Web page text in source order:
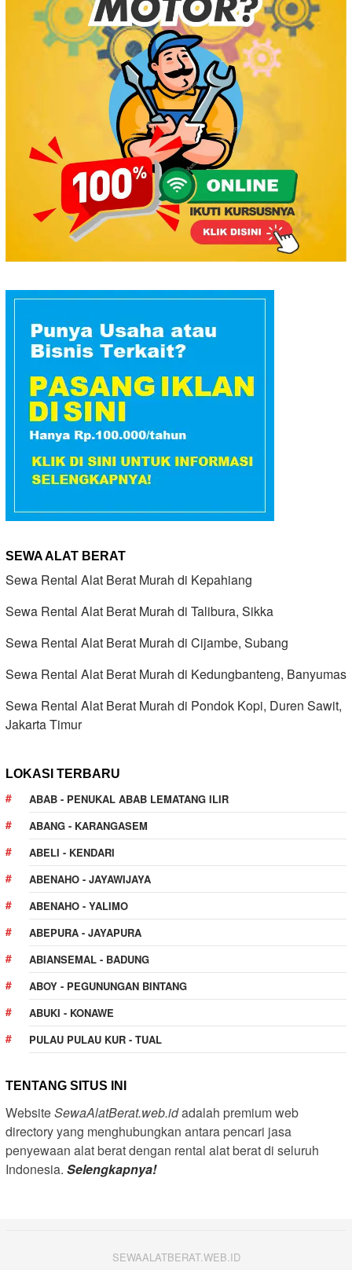
SEWA ALAT BERAT
Sewa Rental Alat Berat Murah di Kepahiang
Sewa Rental Alat Berat Murah di Talibura, Sikka
Sewa Rental Alat Berat Murah di Cijambe, Subang
Sewa Rental Alat Berat Murah di Kedungbanteng, Banyumas
Sewa Rental Alat Berat Murah di Pondok Kopi, Duren Sawit,
Jakarta Timur
LOKASI TERBARU
ABAB - PENUKAL ABAB LEMATANG ILIR
ABANG - KARANGASEM
ABELI - KENDARI
ABENAHO - JAYAWIJAYA
ABENAHO - YALIMO
ABEPURA - JAYAPURA
ABIANSEMAL - BADUNG
ABOY - PEGUNUNGAN BINTANG
ABUKI - KONAWE
PULAU PULAU KUR - TUAL
TENTANG SITUS INI
WebsiteSewaAlatBerat.web.idadalah premium web
directory yang menghubungkan antara pencari jasa
penyewaan alat berat dengan rental alat berat di seluruh
Indonesia. Selengkapnya!
SEWAALATBERAT.WEB.ID